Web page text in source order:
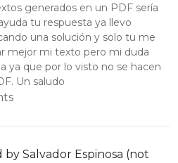
generados en un PDF sería
tu respuesta ya llevo
una solución y solo tu me
mejor mi texto pero mi duda
ya que por lo visto no se hacen
Un saludo
by Salvador Espinosa (not